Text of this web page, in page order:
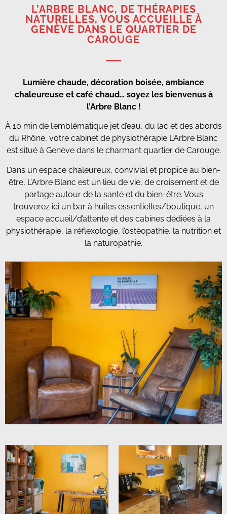
L’ARBRE BLANC, DE THÉRAPIES
NATURELLES, VOUS ACCUEILLE À
GENÈVE DANS LE QUARTIER DE
CAROUGE
Lumière chaude, décoration boisée, ambiance
chaleureuse et café chaud… soyez les bienvenus à
l’Arbre Blanc !
À 10 min de l’emblématique jet d’eau, du lac et des abords
du Rhône, votre cabinet de physiothérapie L’Arbre Blanc
est situé à Genève dans le charmant quartier de Carouge.
Dans un espace chaleureux, convivial et propice au bien-
être, L’Arbre Blanc est un lieu de vie, de croisement et de
partage autour de la santé et du bien-être. Vous
trouverez ici un bar à huiles essentielles/boutique, un
espace accueil/d’attente et des cabines dédiées à la
physiothérapie, la réflexologie, l’ostéopathie, la nutrition et
la naturopathie.